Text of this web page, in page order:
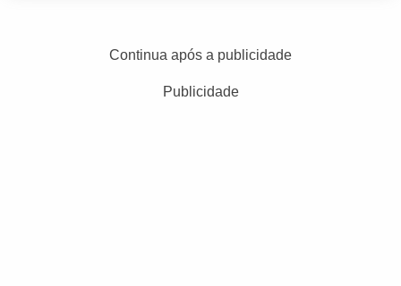
Continua após a publicidade
Publicidade